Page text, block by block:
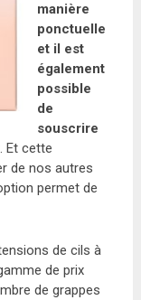
manière
ponctuelle
et il est
également
possible
de
souscrire
. Et cette
de nos autres
permet de
de cils à
de prix
de grappes